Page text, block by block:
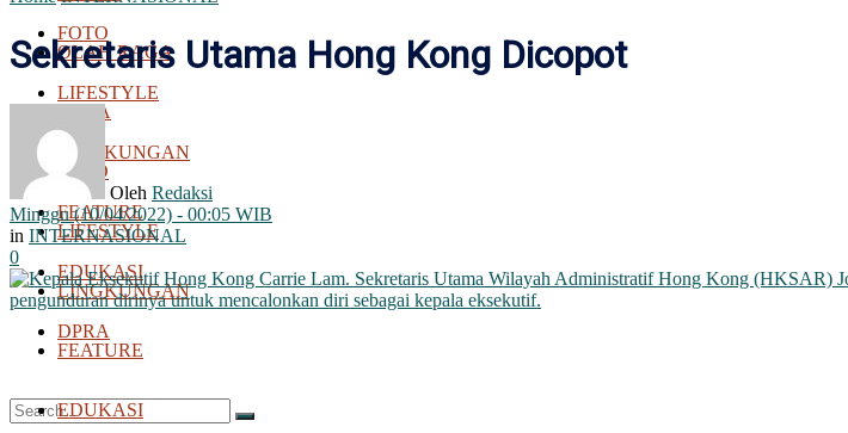
FOTO
LIFESTYLE
LINGKUNGAN
FEATURE
EDUKASI
DPRA
OLAH RAGA
BOLA
FOTO
LIFESTYLE
LINGKUNGAN
FEATURE
EDUKASI
Sekretaris Utama Hong Kong Dicopot
Oleh Redaksi
Minggu (10/04/2022) - 00:05 WIB
in INTERNASIONAL
0